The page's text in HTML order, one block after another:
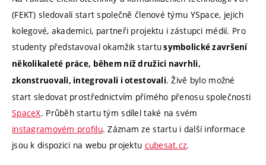
(FEKT) sledovali start společně členové týmu YSpace, jejich
kolegové, akademici, partneři projektu i zástupci médií. Pro
studenty představoval okamžik startusymbolické završení
několikaleté práce, během níž družici navrhli,
zkonstruovali, integrovali i otestovali. Živě bylo možné
start sledovat prostřednictvím přímého přenosu společnosti
SpaceX. Průběh startu tým sdílel také na svém
instagramovém profilu. Záznam ze startu i další informace
jsou k dispozici na webu projektu cubesat.cz.